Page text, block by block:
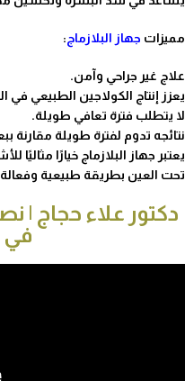
مميزات جهاز البلازماج:
علاج غير جراحي وآمن.
يعزز إنتاج الكولاجين الطبيعي في
لا يتطلب فترة تعافي طويلة.
نتائجه تدوم لفترة طويلة مقارنة
يعتبر جهاز البلازماج خيارًا
تحت العين بطريقة طبيعية
دكتور علاء حجاج |
في